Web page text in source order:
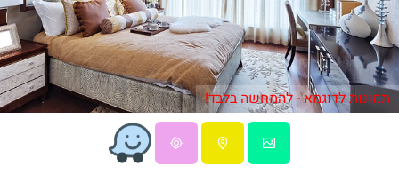
תמונות לדוגמא - להמחשה בלבד!